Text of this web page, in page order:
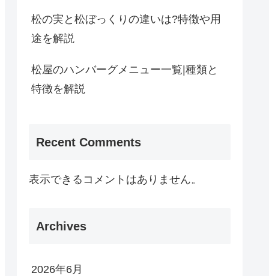
松の実と松ぼっくりの違いは?特徴や用
途を解説
松屋のハンバーグメニュー一覧|種類と
特徴を解説
Recent Comments
表示できるコメントはありません。
Archives
2026年6月